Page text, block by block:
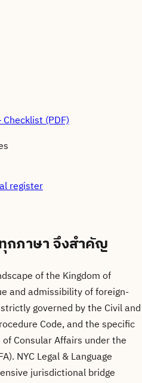
(PDF)
register
กภาษาจึงสำคัญ
of the Kingdom of
and admissibility of foreign-
governed by the Civil and
Code, and the specific
Consular Affairs under the
NYC Legal & Language
jurisdictional bridge